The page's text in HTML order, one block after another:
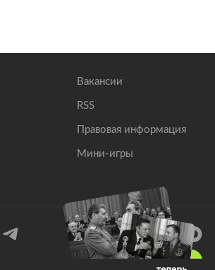
Вакансии
RSS
Правовая информация
Мини-игры